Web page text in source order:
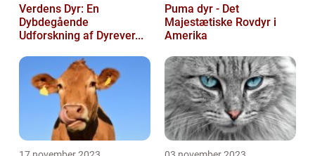
Verdens Dyr: En
Dybdegående
Udforskning af Dyrever...
Puma dyr - Det
Majestætiske Rovdyr i
Amerika